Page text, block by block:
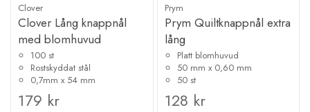
Clover
Clover Lång knappnål
med blomhuvud
100 st
Rostskyddat stål
0,7mm x 54 mm
179 kr
Prym
Prym Quiltknappnål extra
lång
Platt blomhuvud
50 mm x 0,60 mm
50 st
128 kr